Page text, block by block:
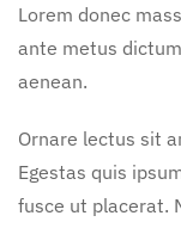
Lorem donec
ante metus
aenean.
Ornare lectus sit
Egestas quis
fusce ut placerat.